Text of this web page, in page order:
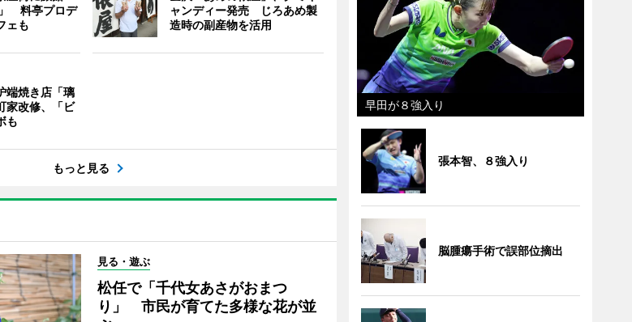
」 料亭プロデ
ェも
ャンディー発売 じろあめ製
造時の副産物を活用
端焼き店「璃
改修、「ビ
も
もっと見る
見る・遊ぶ
松任で「千代女あさがおまつ
り」 市民が育てた多様な花が並
早田が８強入り
張本智、８強入り
脳腫瘍手術で誤部位摘出